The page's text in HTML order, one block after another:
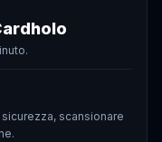
scansionare